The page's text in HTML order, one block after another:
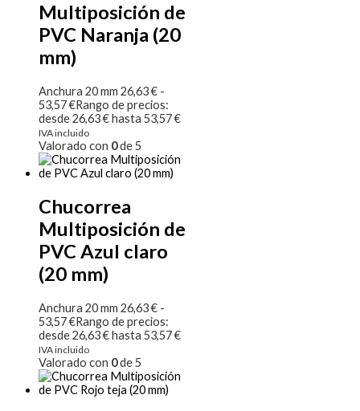
Multiposición de
PVC Naranja (20
mm)
Anchura 20 mm 26,63€ -
53,57€Rango de precios:
desde 26,63 € hasta 53,57 €
IVA incluido
Valorado con 0de 5
Chucorrea
Multiposición de
PVC Azul claro
(20 mm)
Anchura 20 mm 26,63€ -
53,57€Rango de precios:
desde 26,63 € hasta 53,57 €
IVA incluido
Valorado con 0de 5